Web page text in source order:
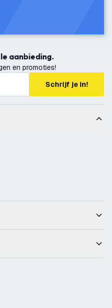
aanbieding.
en promoties!
Schrijf je in!